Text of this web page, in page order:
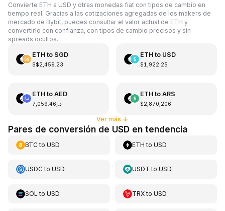
Convierte ETH a USD y otras monedas fiat con tipos de cambio en
tiempo real. Gracias a las cotizaciones agregadas de los makers de
mercado de Bybit, puedes consultar el valor actual de ETH y
convertirlo con confianza, con tipos de cambio precisos y sin
spreads ocultos.
ETHto SGD
S$2,459.23
ETHto USD
$1,922.25
ETHto AED
د.إ7,059.46
ETHto ARS
$2,870,206
Ver más ↓
Pares de conversión de USD en tendencia
BTCto USD ETH toUSD
USDCto USD USDT toUSD
SOL to USD TRXtoUSD